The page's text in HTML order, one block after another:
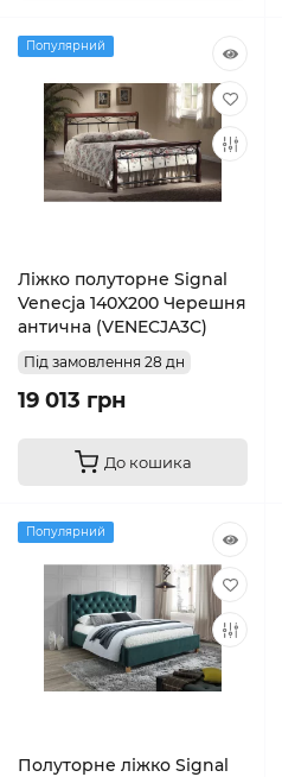
Популярний
Ліжко полуторне Signal
Venecja 140X200 Черешня
антична (VENECJA3C)
Під замовлення 28 дн
19 013 грн
До кошика
Популярний
Полуторне ліжко Signal